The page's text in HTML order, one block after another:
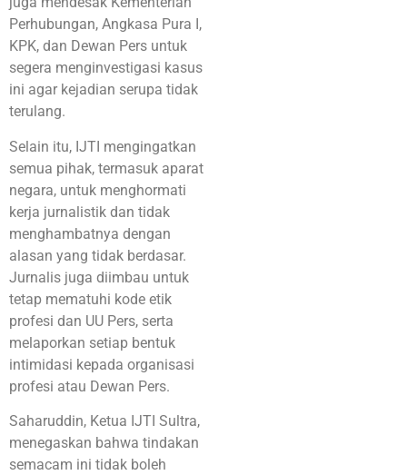
Perhubungan, Angkasa Pura I,
KPK, dan Dewan Pers untuk
segera menginvestigasi kasus
ini agar kejadian serupa tidak
terulang.
Selain itu, IJTI mengingatkan
semua pihak, termasuk aparat
negara, untuk menghormati
kerja jurnalistik dan tidak
menghambatnya dengan
alasan yang tidak berdasar.
Jurnalis juga diimbau untuk
tetap mematuhi kode etik
profesi dan UU Pers, serta
melaporkan setiap bentuk
intimidasi kepada organisasi
profesi atau Dewan Pers.
Saharuddin, Ketua IJTI Sultra,
menegaskan bahwa tindakan
semacam ini tidak boleh